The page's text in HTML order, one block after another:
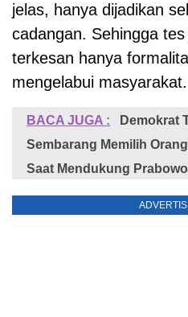
jelas, hanya dijadikan
cadangan. Sehingga
terkesan hanya
mengelabui masyarakat.
BACA JUGA :
Demokrat
Sembarang Memilih
Saat Mendukung